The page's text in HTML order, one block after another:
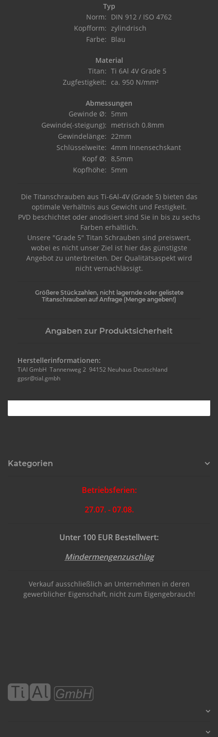
Typ
Norm: DIN 912 / ISO 4762
Kopfform: zylindrisch
Farbe: Blau
Material
Titan: Ti 6Al 4V Grade 5
Zugfestigkeit: ca. 950 N/mm²
Abmessungen
Gewinde Ø: 5mm
Gewinde(-steigung): metrisch 0.8mm
Gewindelänge: 22mm
Schlüsselweite: 4mm Innensechskant
Kopf Ø: 8,5mm
Kopfhöhe: 5mm
Die Titanschrauben aus Ti-6Al-4V (Grade 5) bieten das
optimale Verhältnis aus Gewicht und Festigkeit.
PVD beschichtet oder anodisiert sind Sie in bis zu sechs
Farben erhältlich.
Unsere "Grade 5" Titan Schrauben sind preiswert,
wobei es nicht unser Ziel ist hier das günstigste
Angebot zu unterbreiten. Der Qualitätsaspekt wird
nicht vernachlässigt.
Größere Stückzahlen, nicht lagernde oder gelistete
Titanschrauben auf Anfrage (Menge angeben!)
Angaben zur Produktsicherheit
Herstellerinformationen:
TiAl GmbH Tannenweg 2 94152 Neuhaus Deutschland
gpsr@tial.gmbh
Kategorien
Betriebsferien:
27.07. - 07.08.
Unter 100 EUR Bestellwert:
Mindermengenzuschlag
Verkauf ausschließlich an Unternehmen in deren
gewerblicher Eigenschaft, nicht zum Eigengebrauch!